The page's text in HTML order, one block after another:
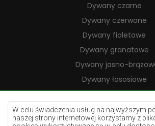
W celu świadczenia usług na najwyższym
naszej strony internetowej korzystamy z
Dywany czarne
Dywany czerwone
Dywany fioletowe
Dywany granatowe
Dywany jasno-
Dywany łososiowe
Dywany kremowe
Dywany lilac
Dywany żółte